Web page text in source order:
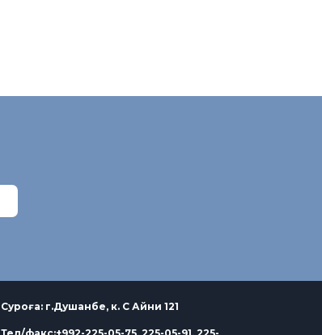
Суроға: г.Душанбе, к. С Айни 121